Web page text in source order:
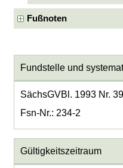
Fußnoten
Fundstelle und
SächsGVBl. 1993 Nr.
Fsn-Nr.: 234-2
Gültigkeitszeitraum